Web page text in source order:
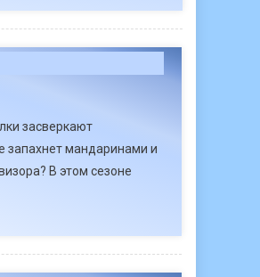
засверкают
запахнет мандаринами и
В этом сезоне